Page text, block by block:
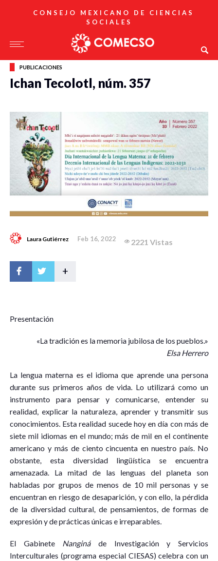
CONSEJO MEXICANO DE CIENCIAS
SOCIALES
PUBLICACIONES
Ichan Tecolotl, núm. 357
Laura Gutiérrez Feb 16, 2022 2221 Vistas
+
Presentación
«La tradición es la memoria jubilosa de los pueblos.»
Elsa Herrero
La lengua materna es el idioma que aprende una persona
durante sus primeros años de vida. Lo utilizará como un
instrumento para pensar y comunicarse, entender su
realidad, explicar la naturaleza, aprender y transmitir sus
conocimientos. Esta realidad sucede hoy en día con más de
siete mil idiomas en el mundo; más de mil en el continente
americano y más de ciento cincuenta en nuestro país. No
obstante, esta diversidad lingüística se encuentra
amenazada. La mitad de las lenguas del planeta son
habladas por grupos de menos de 10 mil personas y se
encuentran en riesgo de desaparición, y con ello, la pérdida
de la diversidad cultural, de pensamientos, de formas de
expresión y de prácticas únicas e irreparables.
El Gabinete Nangináde Investigación y Servicios
Interculturales (programa especial CIESAS) celebra con un